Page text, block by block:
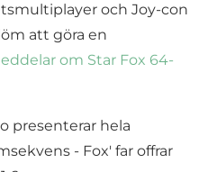
och Joy-con
att göra en
om Star Fox 64-